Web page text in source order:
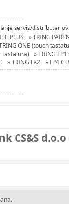
servis/distributer
PLUS
» TRING
ONE (touch
tastatura)
» TRING
» TRING FK2
» FP4 C
CS&S d.o.o